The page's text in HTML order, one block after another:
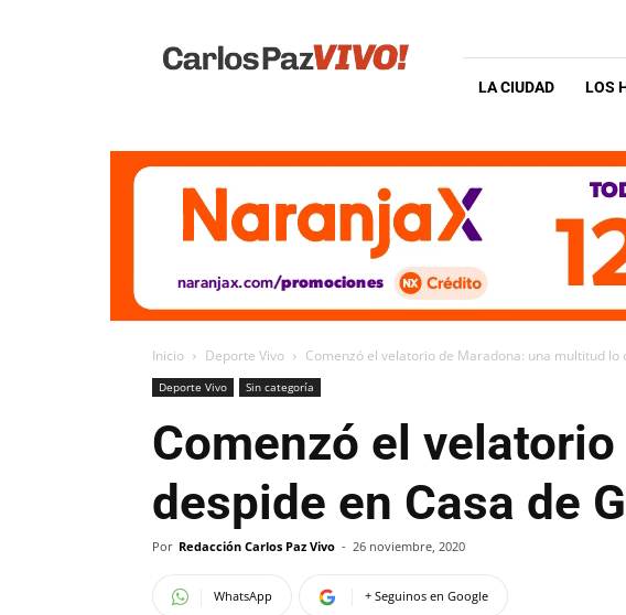
Vivo
LA CIUDAD LOS
Inicio Deporte Vivo Comenzó el velatorio de Maradona: una multitud lo
Deporte Vivo Sin categoría
Comenzó el
despide en Casa de
Por Redacción Carlos Paz Vivo - 26 noviembre, 2020
WhatsApp + Seguinos en Google